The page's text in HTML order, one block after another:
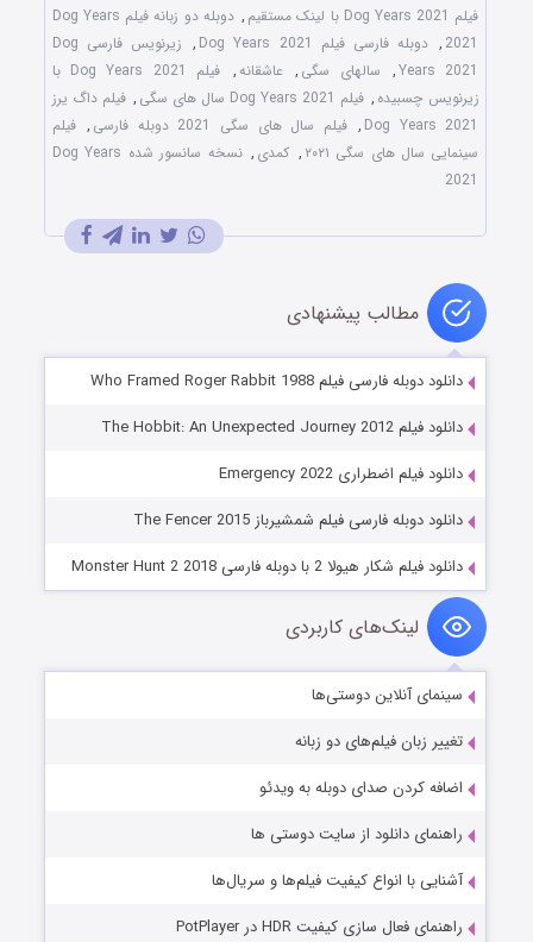
فیلم Dog Years 2021 با لینک مستقیم ,
دوبله دو زبانه فیلم Dog Years
2021
, دوبله فارسی فیلم Dog Years 2021 ,
زیرنویس فارسی Dog
Years 2021
, سالهای سگی , عاشقانه,
فیلم Dog Years 2021 با
زیرنویس چسبیده , فیلم Dog Years 2021 سال های سگی , فیلم داگ یرز
Dog Years 2021
, فیلم سال های سگی 2021 دوبله فارسی , فیلم
سینمایی سال های سگی ۲۰۲۱
, کمدی ,
نسخه سانسور شده Dog Years
2021
مطالب پیشنهادی
دانلود دوبله فارسی فیلم Who Framed Roger Rabbit 1988
دانلود فیلم The Hobbit: An Unexpected Journey 2012
دانلود فیلم اضطراری Emergency 2022
دانلود دوبله فارسی فیلم شمشیرباز The Fencer 2015
دانلود فیلم شکار هیولا 2 با دوبله فارسی Monster Hunt 2 2018
لینک‌های کاربردی
سینمای آنلاین دوستی‌ها
تغییر زبان فیلم‌های دو زبانه
اضافه کردن صدای دوبله به ویدئو
راهنمای دانلود از سایت دوستی ها
آشنایی با انواع کیفیت فیلم‌ها و سریال‌ها
راهنمای فعال سازی کیفیت HDR در PotPlayer